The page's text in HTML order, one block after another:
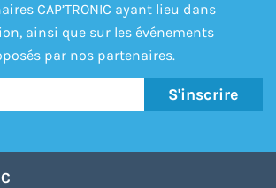
CAP’TRONIC ayant lieu dans
ainsi que sur les événements
par nos partenaires.
S'inscrire